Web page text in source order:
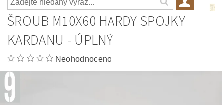
ŠROUB M10X60 HARDY SPOJKY
KARDANU - ÚPLNÝ
Neohodnoceno